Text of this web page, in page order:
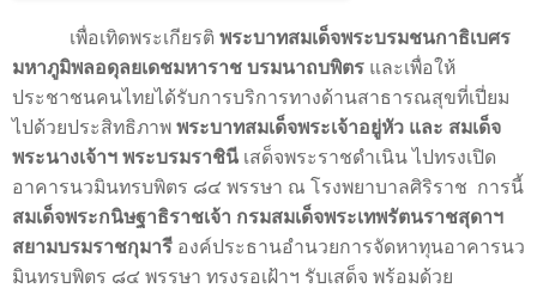
เพื่อเทิดพระเกียรติ พระบาทสมเด็จพระบรมชนกาธิเบศร
มหาภูมิพลอดุลยเดชมหาราช บรมนาถบพิตร และเพื่อให้
ประชาชนคนไทยได้รับการบริการทางด้านสาธารณสุขที่เปี่ยม
ไปด้วยประสิทธิภาพ พระบาทสมเด็จพระเจ้าอยู่หัว และ สมเด็จ
พระนางเจ้าฯ พระบรมราชินี เสด็จพระราชดำเนิน ไปทรงเปิด
อาคารนวมินทรบพิตร ๘๔ พรรษา ณ โรงพยาบาลศิริราช การนี้
สมเด็จพระกนิษฐาธิราชเจ้า กรมสมเด็จพระเทพรัตนราชสุดาฯ
สยามบรมราชกุมารี องค์ประธานอำนวยการจัดหาทุนอาคารนว
มินทรบพิตร ๘๔ พรรษา ทรงรอเฝ้าฯ รับเสด็จ พร้อมด้วย